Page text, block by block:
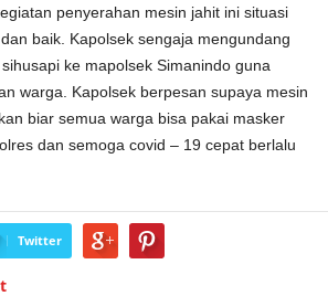
penyerahan mesin jahit ini situasi
baik. Kapolsek sengaja mengundang
ke mapolsek Simanindo guna
warga. Kapolsek berpesan supaya mesin
biar semua warga bisa pakai masker
dan semoga covid – 19 cepat berlalu
Twitter